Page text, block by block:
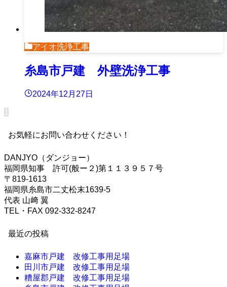
アイオ洗浄工事
糸島市戸建 外壁洗浄工事
2024年12月27日
1
お気軽にお問い合わせください！
DANJYO（ダンジョー）
福岡県知事 許可(般ー２)第１１３９５７号
〒819-1613
福岡県糸島市二丈松末1639-5
代表 山﨑 翼
TEL・FAX 092-332-8247
最近の投稿
嘉麻市戸建 改修工事用足場
田川市戸建 改修工事用足場
糟屋郡戸建 改修工事用足場